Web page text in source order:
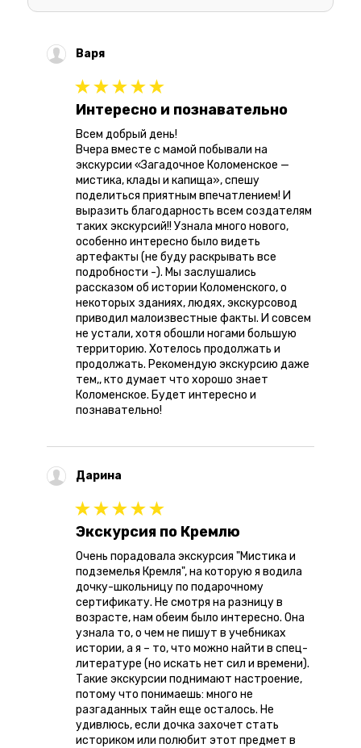
Варя
Интересно и познавательно
Всем добрый день!
Вчера вместе с мамой побывали на
экскурсии «Загадочное Коломенское —
мистика, клады и капища», спешу
поделиться приятным впечатлением! И
выразить благодарность всем создателям
таких экскурсий!! Узнала много нового,
особенно интересно было видеть
артефакты (не буду раскрывать все
подробности -). Мы заслушались
рассказом об истории Коломенского, о
некоторых зданиях, людях, экскурсовод
приводил малоизвестные факты. И совсем
не устали, хотя обошли ногами большую
территорию. Хотелось продолжать и
продолжать. Рекомендую экскурсию даже
тем,, кто думает что хорошо знает
Коломенское. Будет интересно и
познавательно!
Дарина
Экскурсия по Кремлю
Очень порадовала экскурсия "Мистика и
подземелья Кремля", на которую я водила
дочку-школьницу по подарочному
сертификату. Не смотря на разницу в
возрасте, нам обеим было интересно. Она
узнала то, о чем не пишут в учебниках
истории, а я – то, что можно найти в спец-
литературе (но искать нет сил и времени).
Такие экскурсии поднимают настроение,
потому что понимаешь: много не
разгаданных тайн еще осталось. Не
удивлюсь, если дочка захочет стать
историком или полюбит этот предмет в